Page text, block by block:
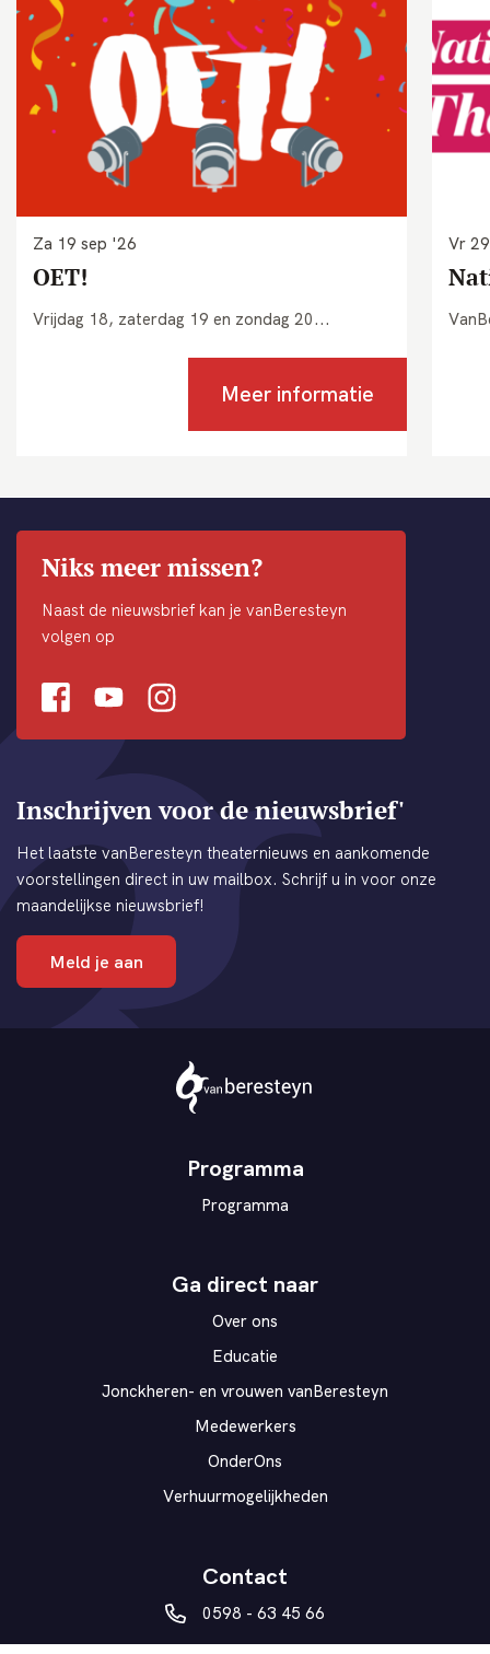
Za 19 sep '26
OET!
Vrijdag 18, zaterdag 19 en zondag 20...
Meer informatie
Vr
Niks meer missen?
Naast de nieuwsbrief kan je vanBeresteyn
volgen op
FacebookYoutubeInstagram
Inschrijven voor de nieuwsbrief'
Het laatste vanBeresteyn theaternieuws en aankomende
voorstellingen direct in uw mailbox. Schrijf u in voor onze
maandelijkse nieuwsbrief!
Meld je aan
Theater
Programma
Programma
Ga direct naar
Over ons
Educatie
Jonckheren- en vrouwen vanBeresteyn
Medewerkers
OnderOns
Verhuurmogelijkheden
Contact
0598 - 63 45 66